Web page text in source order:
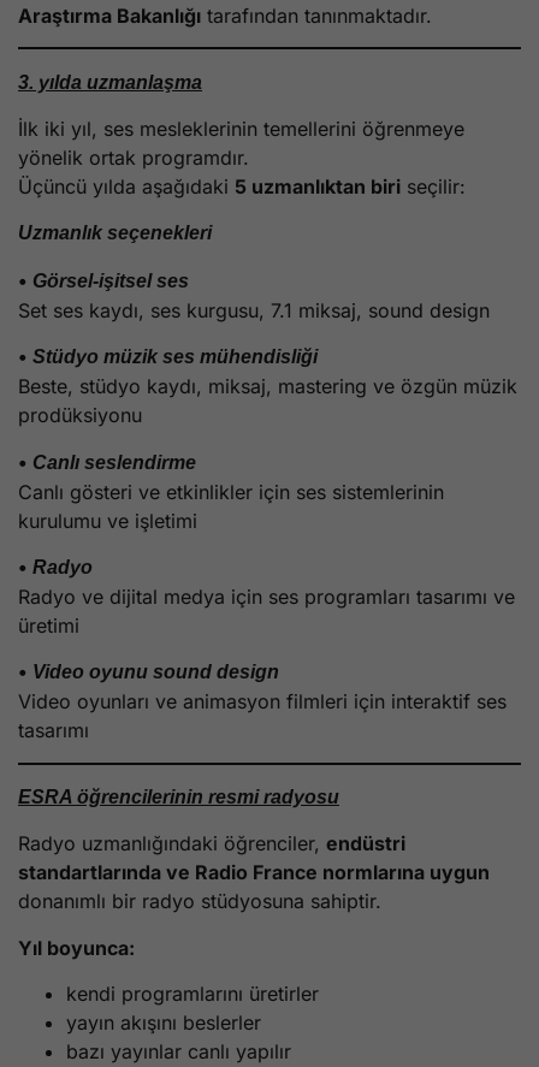
Araştırma Bakanlığı tarafından tanınmaktadır.
3. yılda uzmanlaşma
İlk iki yıl, ses mesleklerinin temellerini öğrenmeye
yönelik ortak programdır.
Üçüncü yılda aşağıdaki 5 uzmanlıktan biri seçilir:
Uzmanlık seçenekleri
• Görsel-işitsel ses
Set ses kaydı, ses kurgusu, 7.1 miksaj, sound design
• Stüdyo müzik ses mühendisliği
Beste, stüdyo kaydı, miksaj, mastering ve özgün müzik
prodüksiyonu
• Canlı seslendirme
Canlı gösteri ve etkinlikler için ses sistemlerinin
kurulumu ve işletimi
• Radyo
Radyo ve dijital medya için ses programları tasarımı ve
üretimi
• Video oyunu sound design
Video oyunları ve animasyon filmleri için interaktif ses
tasarımı
ESRA öğrencilerinin resmi radyosu
Radyo uzmanlığındaki öğrenciler, endüstri
standartlarında ve Radio France normlarına uygun
donanımlı bir radyo stüdyosuna sahiptir.
Yıl boyunca:
kendi programlarını üretirler
yayın akışını beslerler
bazı yayınlar canlı yapılır